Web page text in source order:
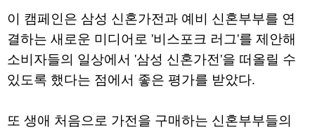
이 캠페인은 삼성 신혼가전과 예비 신혼부부를 연
결하는 새로운 미디어로 '비스포크 러그'를 제안해
소비자들의 일상에서 '삼성 신혼가전'을 떠올릴 수
있도록 했다는 점에서 좋은 평가를 받았다.
또 생애 처음으로 가전을 구매하는 신혼부부들의